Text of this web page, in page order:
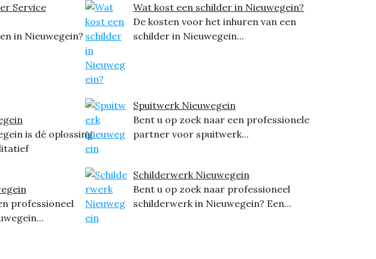
Service
in Nieuwegein?
is dé oplossing
professioneel
Wat kost een schilder in Nieuwegein?
De kosten voor het inhuren van een
schilder in Nieuwegein...
Spuitwerk Nieuwegein
Bent u op zoek naar een professionele
partner voor spuitwerk...
Schilderwerk Nieuwegein
Bent u op zoek naar professioneel
schilderwerk in Nieuwegein? Een...